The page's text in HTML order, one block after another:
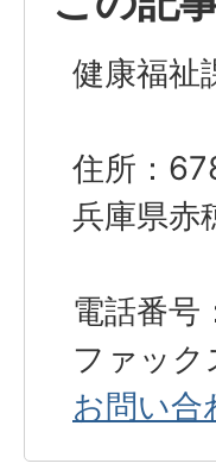
健康福祉
住所：
兵庫県赤
電話番号
ファッ
お問い合